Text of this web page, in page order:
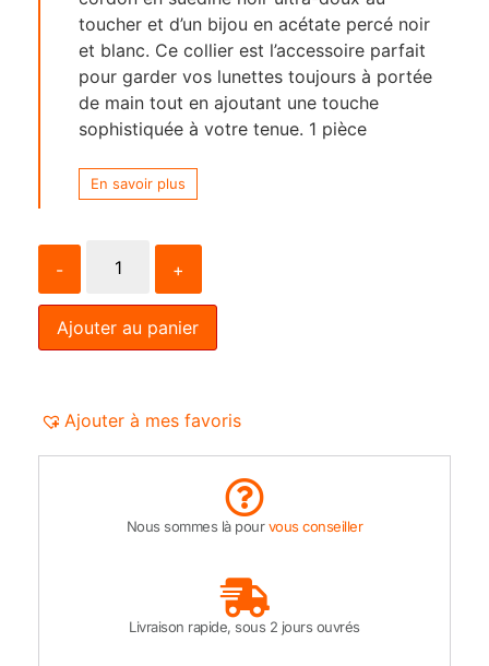
toucher et d’un bijou en acétate percé noir
et blanc. Ce collier est l’accessoire parfait
pour garder vos lunettes toujours à portée
de main tout en ajoutant une touche
sophistiquée à votre tenue. 1 pièce
En savoir plus
- +
Ajouter au panier
Ajouter à mes favoris
Nous sommes là pourvous conseiller
Livraison rapide, sous 2 jours ouvrés